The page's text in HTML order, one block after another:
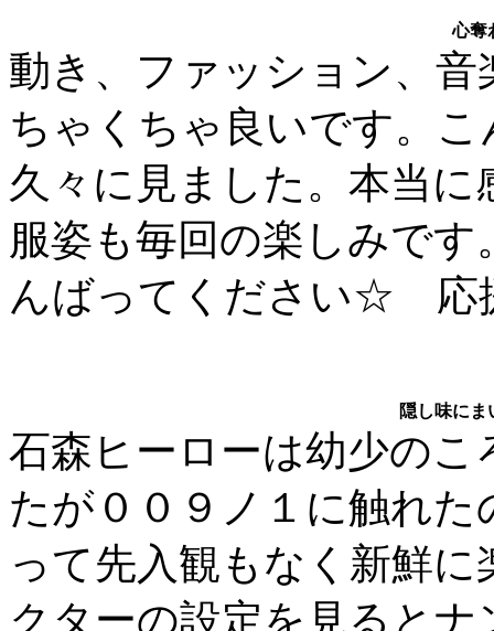
心奪
動き、ファッション、
ちゃくちゃ良いです。
久々に見ました。本当
服姿も毎回の楽しみで
んばってください☆ 応
隠し味にま
石森ヒーローは幼少の
たが００９ノ１に触れ
って先入観もなく新鮮
クターの設定を見ると